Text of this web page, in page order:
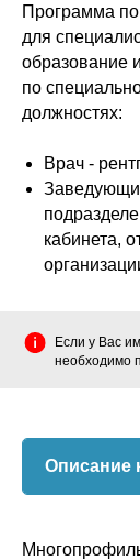
Программа
для
образование
по
должностях:
Врач -
кабинета,
Если у Вас
необходимо